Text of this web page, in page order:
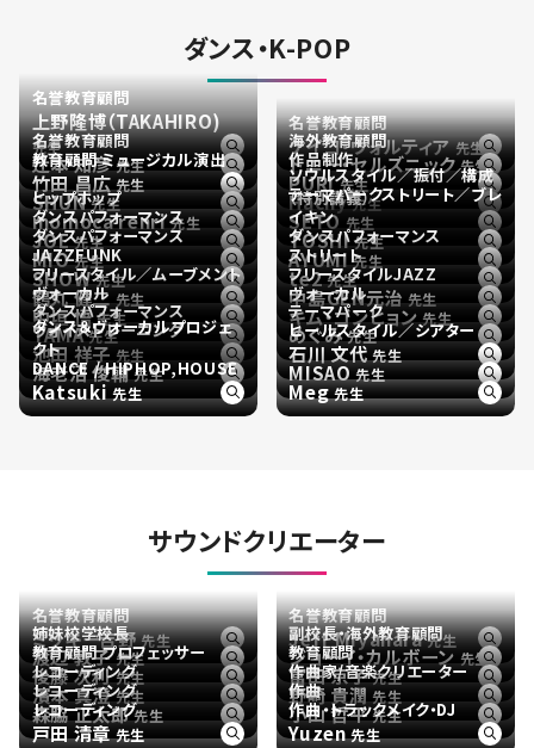
ダンス・K-POP
名誉教育顧問
上野隆博（TAKAHIRO)
先生
名誉教育顧問
ケイコ・ヴォルティア 先生
名誉教育顧問
辻本 知彦 先生
海外教育顧問
トニー・セルズニック 先生
教育顧問 ミュージカル演出
竹田 昌広 先生
作品制作
PURI 先生
SHUN 先生 Hachy 先生
ヒップホップ
momoca renri 先生
ソウルスタイル／振付／構成
（特別講義）
SETO 先生
ダンスパフォーマンス
JOE 先生
テーマパークストリート／ブレ
イキン
TOSHI 先生
ダンスパフォーマンス
MIO 先生
ダンスパフォーマンス
AYUMI 先生
JAZZFUNK
SHOW 先生
ストリート
te2 先生
フリースタイル／ムーブメント
鶴丸 健二 先生
フリースタイルJAZZ
中島GEN元治 先生
ヴォーカル
中垣 悟 先生
ヴォーカル
キム・ゴンヒョン 先生
ダンスパフォーマンス
TAMA 先生
テーマパーク
めぐみ 先生
ヴォイストレーニング
池田 祥子 先生
ヒールスタイル／シアター
石川 文代 先生
ダンス＆ヴォーカルプロジェ
クト
海老沼 俊輔 先生 MISAO 先生
DANCE / HIPHOP,HOUSE
Katsuki 先生 Meg 先生
サウンドクリエーター
名誉教育顧問
ミッキー吉野 先生
名誉教育顧問
Jeff Miyahara 先生
姉妹校学校長
渡辺 敦子 先生
副校長・海外教育顧問
ジョーイ・カルボーン 先生
教育顧問 プロフェッサー
後藤 次利 先生
教育顧問
富田 京子 先生
レコーディング
濱本 真澄 先生
作曲家/音楽クリエーター
野崎 貴潤 先生
レコーディング
森脇 正太郎 先生
作曲
小山 哲平 先生
レコーディング
戸田 清章 先生
作曲・トラックメイク・DJ
Yuzen 先生